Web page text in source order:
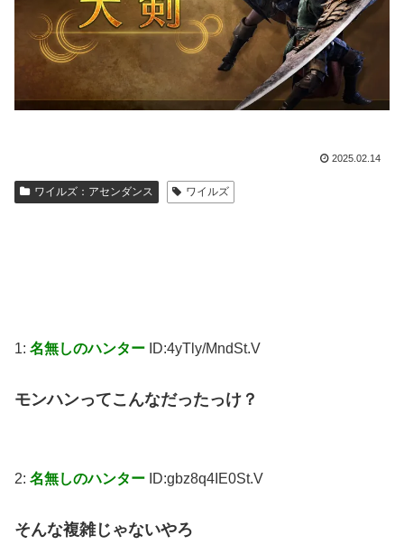
2025.02.14
ワイルズ：アセンダンス ワイルズ
1: 名無しのハンター ID:4yTly/MndSt.V
モンハンってこんなだったっけ？
2: 名無しのハンター ID:gbz8q4IE0St.V
そんな複雑じゃないやろ